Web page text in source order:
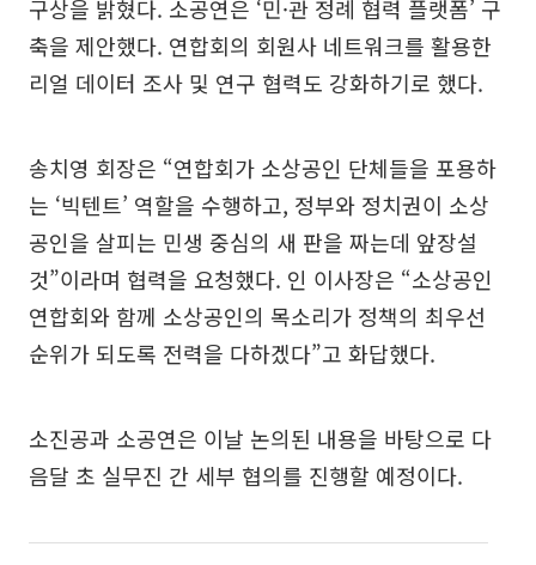
구상을 밝혔다. 소공연은 ‘민·관 정례 협력 플랫폼’ 구
축을 제안했다. 연합회의 회원사 네트워크를 활용한
리얼 데이터 조사 및 연구 협력도 강화하기로 했다.
송치영 회장은 “연합회가 소상공인 단체들을 포용하
는 ‘빅텐트’ 역할을 수행하고, 정부와 정치권이 소상
공인을 살피는 민생 중심의 새 판을 짜는데 앞장설
것”이라며 협력을 요청했다. 인 이사장은 “소상공인
연합회와 함께 소상공인의 목소리가 정책의 최우선
순위가 되도록 전력을 다하겠다”고 화답했다.
소진공과 소공연은 이날 논의된 내용을 바탕으로 다
음달 초 실무진 간 세부 협의를 진행할 예정이다.